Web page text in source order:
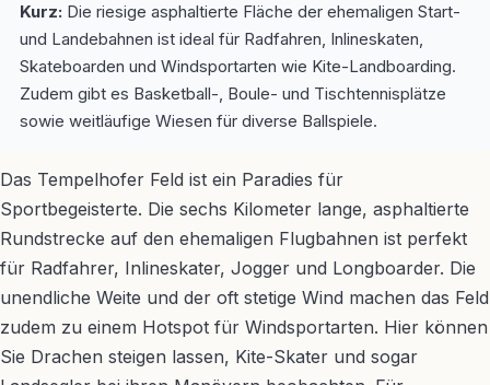
Kurz: Die riesige asphaltierte Fläche der ehemaligen Start-
und Landebahnen ist ideal für Radfahren, Inlineskaten,
Skateboarden und Windsportarten wie Kite-Landboarding.
Zudem gibt es Basketball-, Boule- und Tischtennisplätze
sowie weitläufige Wiesen für diverse Ballspiele.
Das Tempelhofer Feld ist ein Paradies für
Sportbegeisterte. Die sechs Kilometer lange, asphaltierte
Rundstrecke auf den ehemaligen Flugbahnen ist perfekt
für Radfahrer, Inlineskater, Jogger und Longboarder. Die
unendliche Weite und der oft stetige Wind machen das Feld
zudem zu einem Hotspot für Windsportarten. Hier können
Sie Drachen steigen lassen, Kite-Skater und sogar